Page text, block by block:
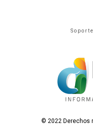
© 2022 Derechos